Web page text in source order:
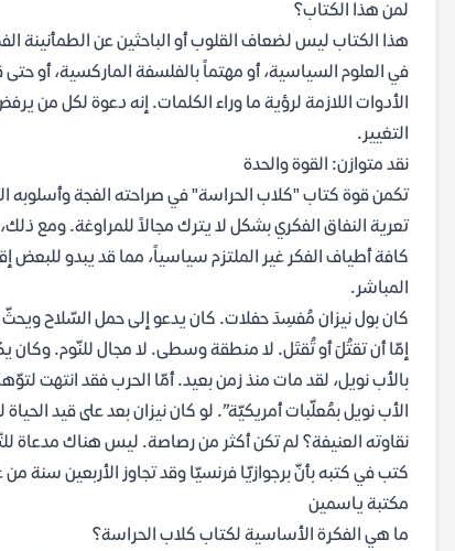
لمن هذا الكتاب؟
هذا الكتاب ليس لضعاف القلوب أو الباحثين عن الطمأنينة
في العلوم السياسية، أو مهتماً بالفلسفة الماركسية، أو
الأدوات اللازمة لرؤية ما وراء الكلمات. إنه دعوة لكل من
التغيير.
نقد متوازن: القوة والحدة
تكمن قوة كتاب "كلاب الحراسة" في صراحته الفجة وأسلوبه
تعرية النفاق الفكري بشكل لا يترك مجالاً للمراوغة. ومع
كافة أطياف الفكر غير الملتزم سياسياً، مما قد يبدو للبعض
المباشر.
كان بول نيزان مُفسِدَ حفلات. كان يدعو إلى حمل السّلاح
إمّا أن تقتُلَ أو تُقتَل. لا منطقة وسطى. لا مجال للنّوم. وكان
بالأب نويل، لقد مات منذ زمن بعيد. أمّا الحرب فقد انتهت
الأب نويل بمُعلّبات أمريكيّة”. لو كان نيزان بعد على قيد
نقاوته العنيفة؟ لم تكن أكثر من رصاصة. ليس هناك مدعاة
كتب في كتبه بأنّ برجوازيّا فرنسيّا وقد تجاوز الأربعين
مكتبة ياسمين
ما هي الفكرة الأساسية لكتاب كلاب الحراسة؟